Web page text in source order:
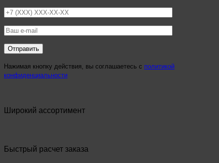
Нажимая кнопку действия, вы соглашаетесь с политикой
конфиденциальности
Широкий ассортимент
Быстрый расчет заказа